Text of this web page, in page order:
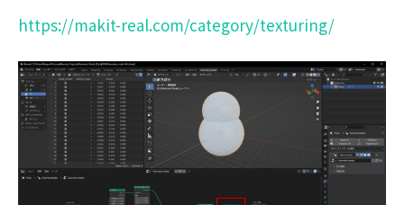
https://makit-real.com/category/texturing/